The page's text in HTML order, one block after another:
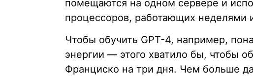
помещаются на одном сервере и
процессоров, работающих
Чтобы обучить GPT-4, например,
энергии — этого хватило бы, чтобы
Франциско на три дня. Чем больше